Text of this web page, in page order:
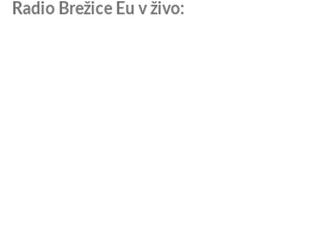
Radio Brežice Eu v živo: